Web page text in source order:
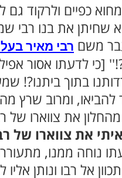
כפיים ולרקוד
את בנו רבי
משם רבי מאיר
[כי לדעתו אסור
בתוך ביתנו?!
ומרוב שרץ
את צווארו של
את צווארו של
נוחה ממנו,
אל רבו ונותן